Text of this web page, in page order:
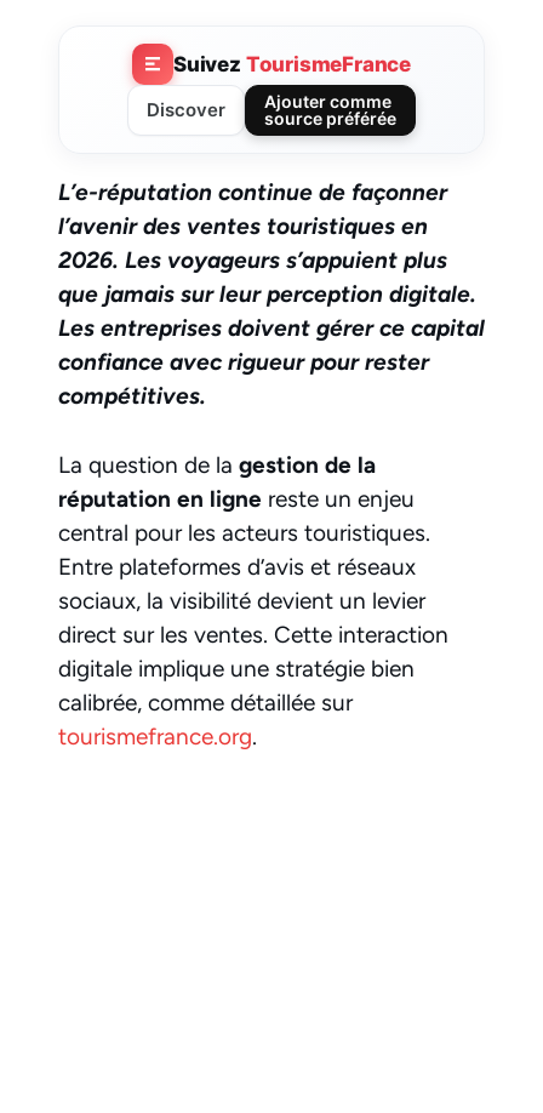
Suivez TourismeFrance
Discover
Ajouter comme
source préférée
L’e-réputation continue de façonner
l’avenir des ventes touristiques en
2026. Les voyageurs s’appuient plus
que jamais sur leur perception digitale.
Les entreprises doivent gérer ce capital
confiance avec rigueur pour rester
compétitives.
La question de la gestion de la
réputation en ligne reste un enjeu
central pour les acteurs touristiques.
Entre plateformes d’avis et réseaux
sociaux, la visibilité devient un levier
direct sur les ventes. Cette interaction
digitale implique une stratégie bien
calibrée, comme détaillée sur
tourismefrance.org.